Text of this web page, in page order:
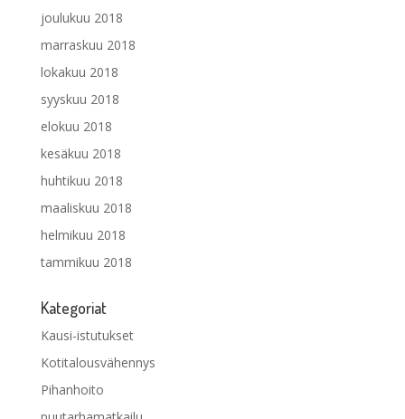
joulukuu 2018
marraskuu 2018
lokakuu 2018
syyskuu 2018
elokuu 2018
kesäkuu 2018
huhtikuu 2018
maaliskuu 2018
helmikuu 2018
tammikuu 2018
Kategoriat
Kausi-istutukset
Kotitalousvähennys
Pihanhoito